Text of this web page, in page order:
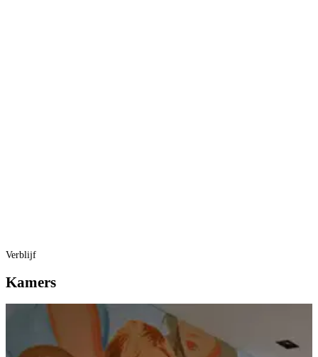
Verblijf
Kamers